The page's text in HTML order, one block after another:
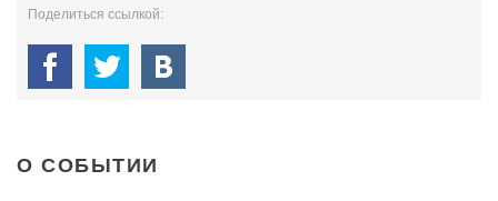
Поделиться ссылкой:
О СОБЫТИИ